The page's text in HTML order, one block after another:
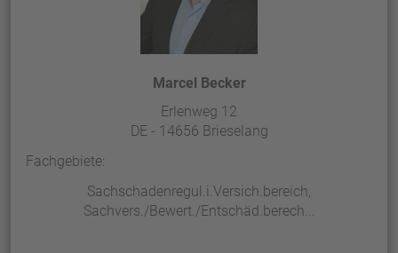
Marcel Becker
Erlenweg 12
DE - 14656 Brieselang
Fachgebiete:
Sachschadenregul.i.Versich.bereich,
Sachvers./Bewert./Entschäd.berech...